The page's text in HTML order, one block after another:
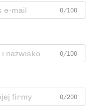
0/100
0/100
0/200